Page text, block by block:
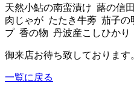
天然小鮎の南蛮漬け 蕗の信
肉じゃが たたき牛蒡 茄子の
プ 香の物 丹波産こしひかり
御来店お待ち致しております
一覧に戻る